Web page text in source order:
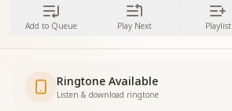
Add to Queue Play Next Playlist
Ringtone Available
Listen & download ringtone